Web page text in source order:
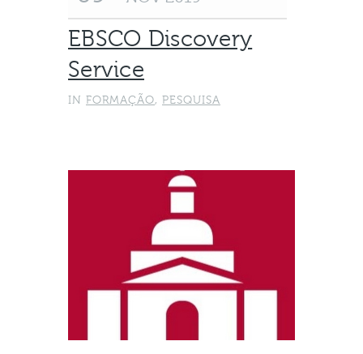
EBSCO Discovery
Service
IN FORMAÇÃO, PESQUISA